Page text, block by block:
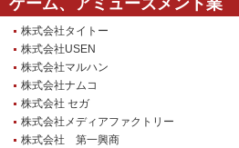
ゲーム、アミューズメント業
株式会社タイトー
株式会社USEN
株式会社マルハン
株式会社ナムコ
株式会社 セガ
株式会社メディアファクトリー
株式会社 第一興商